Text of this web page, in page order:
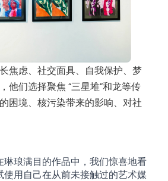
焦虑、社交面具、自我保护、梦
他们选择聚焦 “三星堆”和龙等传
困境、核污染带来的影响、对社
琳琅满目的作品中，我们惊喜地看
使用自己在从前未接触过的艺术媒